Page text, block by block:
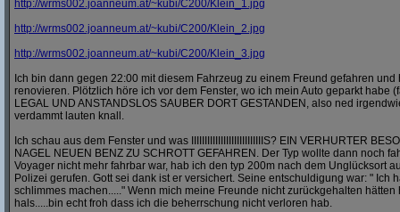
http://wrms002.joanneum.at/~kubi/C200/Klein_1.jpg
http://wrms002.joanneum.at/~kubi/C200/Klein_2.jpg
http://wrms002.joanneum.at/~kubi/C200/Klein_3.jpg
Ich bin dann gegen 22:00 mit diesem Fahrzeug zu einem Freund gefahren
renovieren. Plötzlich höre ich vor dem Fenster, wo ich mein Auto geparkt habe
LEGAL UND ANSTANDSLOS SAUBER DORT GESTANDEN, also ned
verdammt lauten knall.
Ich schau aus dem Fenster und was IIIIIIIIIIIIIIIIIIIIIIIIIIIS? EIN VERHURTER
NAGEL NEUEN BENZ ZU SCHROTT GEFAHREN. Der Typ wollte dann noch
Voyager nicht mehr fahrbar war, hab ich den typ 200m nach dem Unglücksort
Polizei gerufen. Gott sei dank ist er versichert. Seine entschuldigung war: " Ich
schlimmes machen....." Wenn mich meine Freunde nicht zurückgehalten
hals.....bin echt froh dass ich die beherrschung nicht verloren hab.